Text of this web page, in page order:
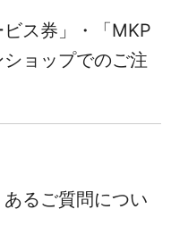
ス券」・「MKP
ョップでのご注
るご質問につい